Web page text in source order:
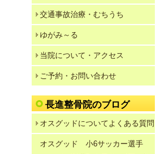
交通事故治療・むちうち
ゆがみ～る
当院について・アクセス
ご予約・お問い合わせ
長進整骨院のブログ
オスグッドについてよくある質問
オスグッド 小6サッカー選手